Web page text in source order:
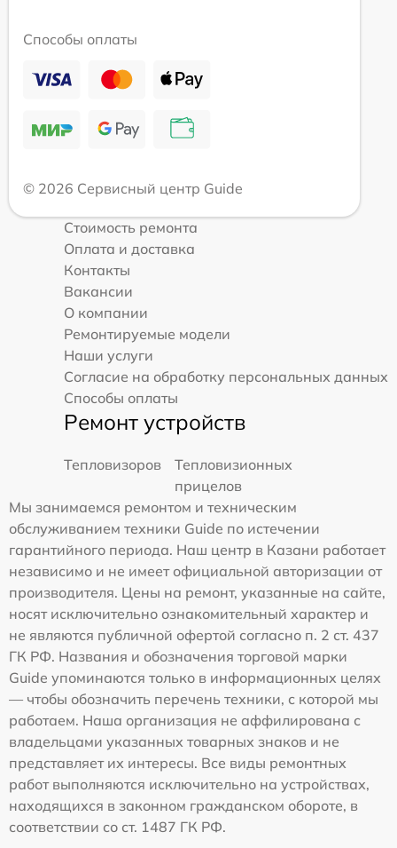
Способы оплаты
© 2026 Сервисный центр Guide
Стоимость ремонта
Оплата и доставка
Контакты
Вакансии
О компании
Ремонтируемые модели
Наши услуги
Согласие на обработку персональных данных
Способы оплаты
Ремонт устройств
Тепловизоров
Тепловизионных
прицелов
Мы занимаемся ремонтом и техническим
обслуживанием техники Guide по истечении
гарантийного периода. Наш центр в Казани работает
независимо и не имеет официальной авторизации от
производителя. Цены на ремонт, указанные на сайте,
носят исключительно ознакомительный характер и
не являются публичной офертой согласно п. 2 ст. 437
ГК РФ. Названия и обозначения торговой марки
Guide упоминаются только в информационных целях
— чтобы обозначить перечень техники, с которой мы
работаем. Наша организация не аффилирована с
владельцами указанных товарных знаков и не
представляет их интересы. Все виды ремонтных
работ выполняются исключительно на устройствах,
находящихся в законном гражданском обороте, в
соответствии со ст. 1487 ГК РФ.